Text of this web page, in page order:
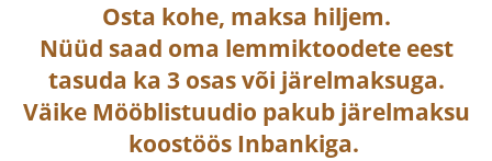
Osta kohe, maksa hiljem.
Nüüd saad oma lemmiktoodete eest
tasuda ka 3 osas või järelmaksuga.
Väike Mööblistuudio pakub järelmaksu
koostöös Inbankiga.